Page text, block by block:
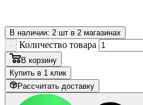
В наличии: 2 шт в 2 магазинах
-
Количество товара
В корзину
Купить в 1 клик
Рассчитать доставку